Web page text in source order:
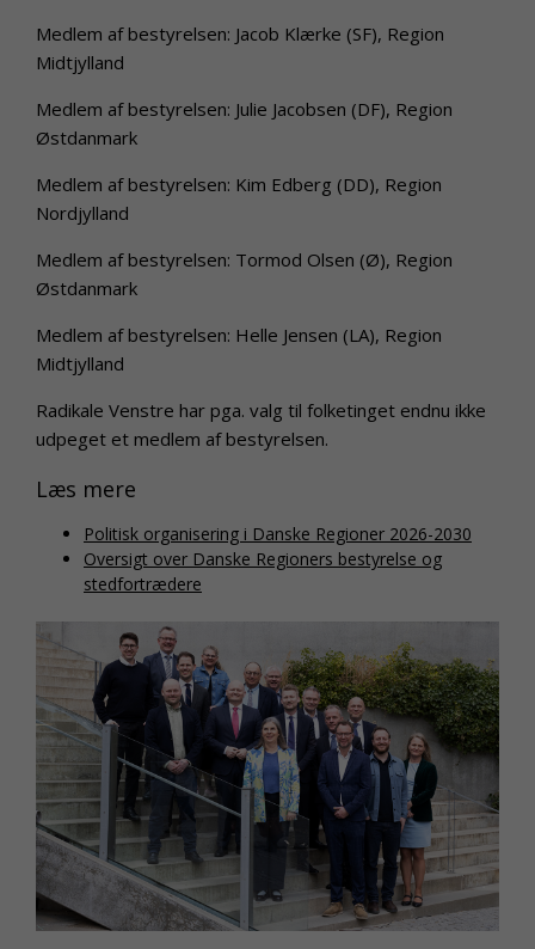
Medlem af bestyrelsen: Jacob Klærke (SF), Region
Midtjylland
Medlem af bestyrelsen: Julie Jacobsen (DF), Region
Østdanmark
Medlem af bestyrelsen: Kim Edberg (DD), Region
Nordjylland
Medlem af bestyrelsen: Tormod Olsen (Ø), Region
Østdanmark
Medlem af bestyrelsen: Helle Jensen (LA), Region
Midtjylland
Radikale Venstre har pga. valg til folketinget endnu ikke
udpeget et medlem af bestyrelsen.
Læs mere
Politisk organisering i Danske Regioner 2026-2030
Oversigt over Danske Regioners bestyrelse og
stedfortrædere